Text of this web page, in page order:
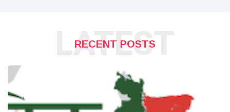
RECENT POSTS
LATEST